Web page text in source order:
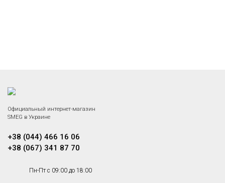
Официальный интернет-магазин
SMEG в Украине
+38 (044) 466 16 06
+38 (067) 341 87 70
Пн-Пт с 09:00 до 18:00